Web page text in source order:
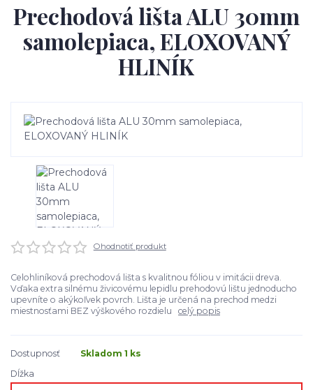
Prechodová lišta ALU 30mm
samolepiaca, ELOXOVANÝ
HLINÍK
Ohodnotiť produkt
Celohliníková prechodová lišta s kvalitnou fóliou v imitácii dreva.
Vďaka extra silnému živicovému lepidlu prehodovú lištu jednoducho
upevníte o akýkoľvek povrch. Lišta je určená na prechod medzi
miestnosťami BEZ výškového rozdielu celý popis
Dostupnosť
Skladom 1 ks
Dĺžka